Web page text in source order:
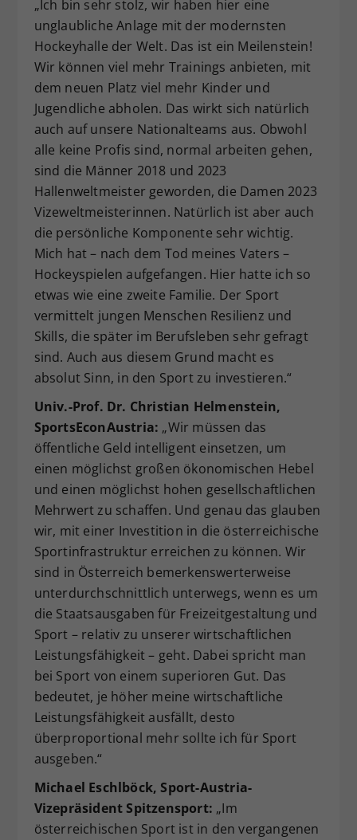
„Ich bin sehr stolz, wir haben hier eine
unglaubliche Anlage mit der modernsten
Hockeyhalle der Welt. Das ist ein Meilenstein!
Wir können viel mehr Trainings anbieten, mit
dem neuen Platz viel mehr Kinder und
Jugendliche abholen. Das wirkt sich natürlich
auch auf unsere Nationalteams aus. Obwohl
alle keine Profis sind, normal arbeiten gehen,
sind die Männer 2018 und 2023
Hallenweltmeister geworden, die Damen 2023
Vizeweltmeisterinnen. Natürlich ist aber auch
die persönliche Komponente sehr wichtig.
Mich hat – nach dem Tod meines Vaters –
Hockeyspielen aufgefangen. Hier hatte ich so
etwas wie eine zweite Familie. Der Sport
vermittelt jungen Menschen Resilienz und
Skills, die später im Berufsleben sehr gefragt
sind. Auch aus diesem Grund macht es
absolut Sinn, in den Sport zu investieren.“
Univ.-Prof. Dr. Christian Helmenstein,
SportsEconAustria: „Wir müssen das
öffentliche Geld intelligent einsetzen, um
einen möglichst großen ökonomischen Hebel
und einen möglichst hohen gesellschaftlichen
Mehrwert zu schaffen. Und genau das glauben
wir, mit einer Investition in die österreichische
Sportinfrastruktur erreichen zu können. Wir
sind in Österreich bemerkenswerterweise
unterdurchschnittlich unterwegs, wenn es um
die Staatsausgaben für Freizeitgestaltung und
Sport – relativ zu unserer wirtschaftlichen
Leistungsfähigkeit – geht. Dabei spricht man
bei Sport von einem superioren Gut. Das
bedeutet, je höher meine wirtschaftliche
Leistungsfähigkeit ausfällt, desto
überproportional mehr sollte ich für Sport
ausgeben.“
Michael Eschlböck, Sport-Austria-
Vizepräsident Spitzensport: „Im
österreichischen Sport ist in den vergangenen